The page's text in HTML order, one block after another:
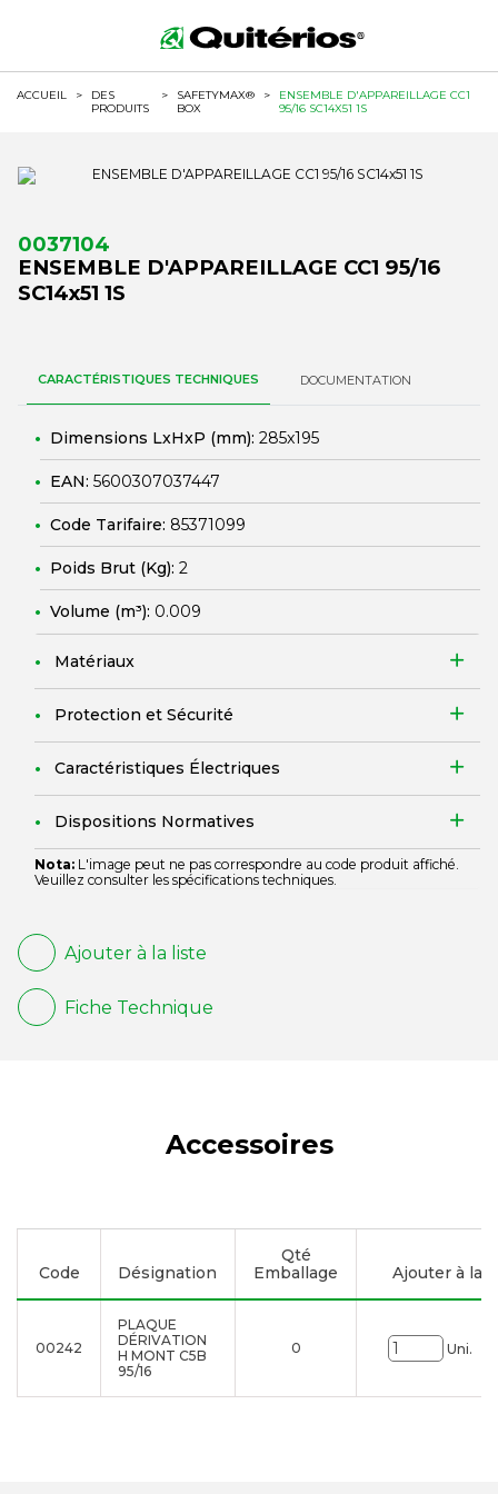
ACCUEIL >
DES
PRODUITS
>
SAFETYMAX®
BOX
>
ENSEMBLE D'APPAREILLAGE CC1
95/16 SC14X51 1S
0037104
ENSEMBLE D'APPAREILLAGE CC1 95/16
SC14x51 1S
CARACTÉRISTIQUES TECHNIQUES DOCUMENTATION
Dimensions LxHxP (mm): 285x195
EAN: 5600307037447
Code Tarifaire: 85371099
Poids Brut (Kg): 2
Volume (m³): 0.009
Matériaux
Protection et Sécurité
Caractéristiques Électriques
Dispositions Normatives
Nota: L'image peut ne pas correspondre au code produit affiché.
Veuillez consulter les spécifications techniques.
Ajouter à la liste
Fiche Technique
Accessoires
Code Désignation
Qté
Emballage
Ajouter à la
00242
PLAQUE
DÉRIVATION
H MONT C5B
95/16
0 Uni.